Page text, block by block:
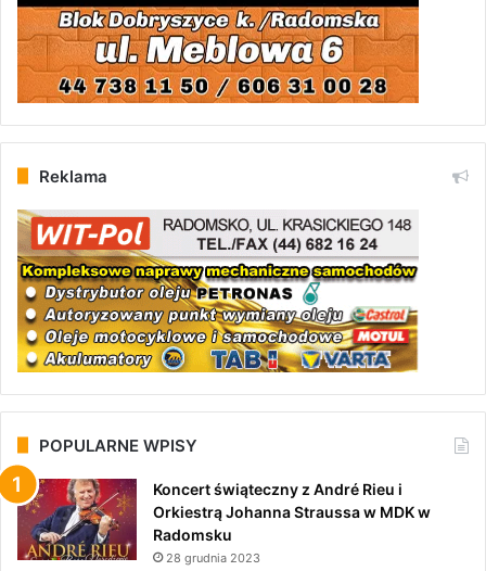
Reklama
POPULARNE WPISY
Koncert świąteczny z André Rieu i
Orkiestrą Johanna Straussa w MDK w
Radomsku
28 grudnia 2023